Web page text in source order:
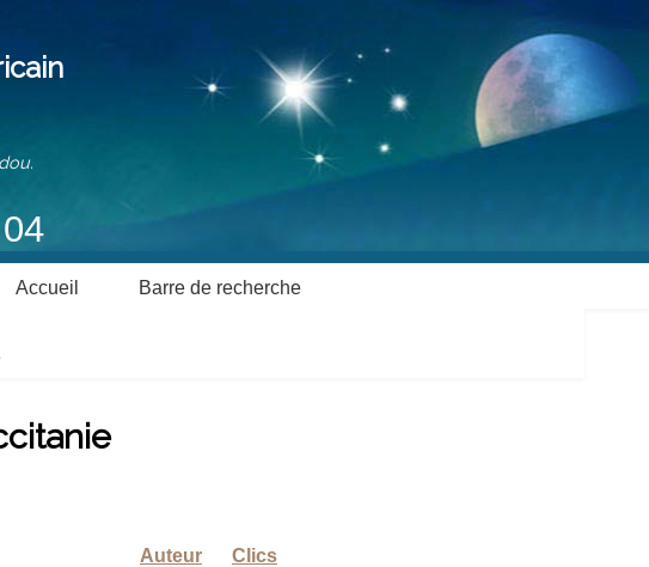
Accueil Barre de recherche
Auteur Clics